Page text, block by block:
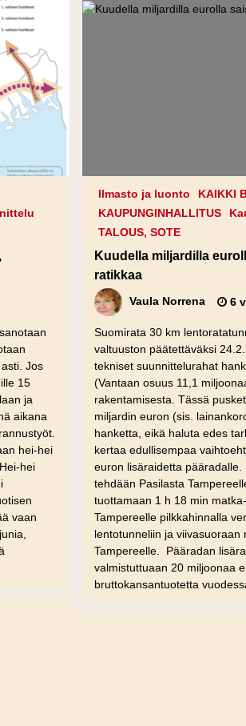
Jos
15
ja
aikana
hei-hei
hei
vaan
Ilmasto ja luonto
KAIKKI
KAUPUNGINHALLITUS
TALOUS, SOTE
Kuudella miljardilla
ratikkaa
Vaula Norrena 6
Suomirata 30 km
valtuuston päätettäväksi
tekniset suunnittelurahat
(Vantaan osuus 11,1
rakentamisesta. Tässä
miljardin euron (sis.
hanketta, eikä haluta edes
kertaa edullisempaa
euron lisäraidetta
tehdään Pasilasta
tuottamaan 1 h 18 min
Tampereelle pilkkahinnalla
lentotunneliin ja viivasuoraan
Tampereelle. Pääradan
valmistuttuaan 20 miljoonaa
bruttokansantuotetta